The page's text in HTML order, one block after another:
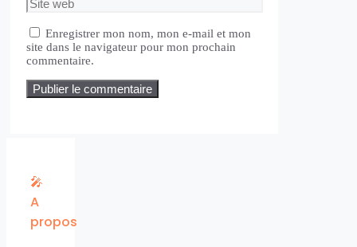
web
Enregistrer mon nom, mon e-mail et mon
site dans le navigateur pour mon prochain
commentaire.
🎤
A
propos